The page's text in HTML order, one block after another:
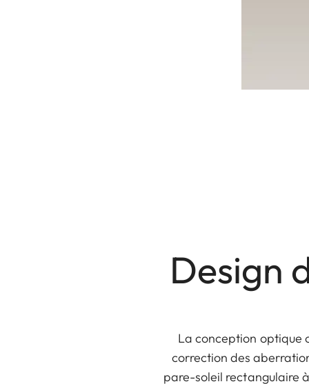
Design
La conception optique
correction des
pare-soleil rectangulaire